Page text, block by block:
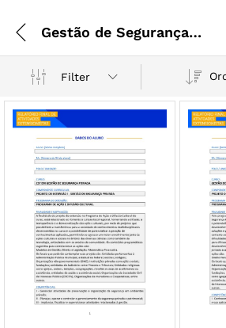
Gestão de Segurança Privada
Filter